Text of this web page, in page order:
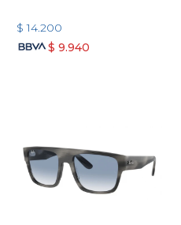
$ 14.200
$ 9.940